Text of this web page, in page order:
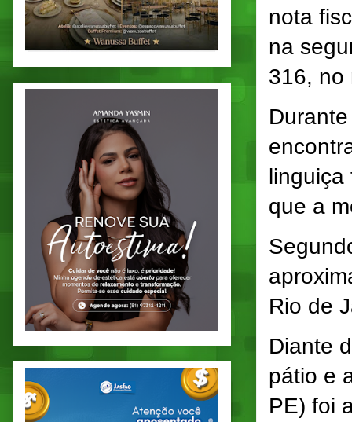
nota
na
316, no
linguiça
que a
Rio de
Diante
pátio e
PE) foi